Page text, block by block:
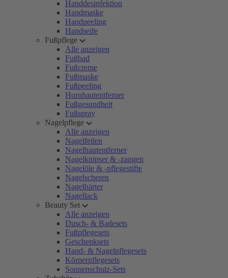
Handdesinfektion
Handmaske
Handpeeling
Handseife
Fußpflege
Alle anzeigen
Fußbad
Fußcreme
Fußmaske
Fußpeeling
Hornhautentferner
Fußgesundheit
Fußspray
Nagelpflege
Alle anzeigen
Nagelfeilen
Nagelhautentferner
Nagelknipser & -zangen
Nagelöle & -pflegestifte
Nagelscheren
Nagelhärter
Nagellack
Beauty Set
Alle anzeigen
Dusch- & Badesets
Fußpflegesets
Geschenksets
Hand- & Nagelpflegesets
Körperpflegesets
Sonnenschutz-Sets